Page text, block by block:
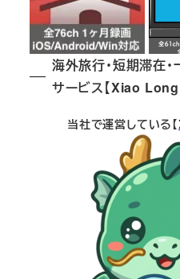
海外旅行・短期滞在
サービス【Xiao Long
当社で運営している【